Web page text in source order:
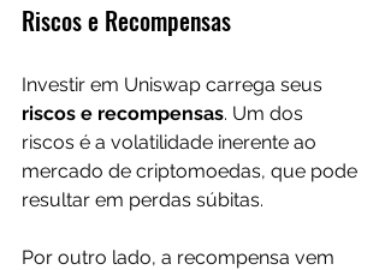
Riscos e Recompensas
Investir em Uniswap carrega seus
riscos e recompensas. Um dos
riscos é a volatilidade inerente ao
mercado de criptomoedas, que pode
resultar em perdas súbitas.
Por outro lado, a recompensa vem